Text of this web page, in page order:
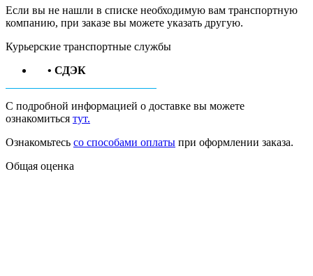
Если вы не нашли в списке необходимую вам транспортную
компанию, при заказе вы можете указать другую.
Курьерские транспортные службы
• СДЭК
С подробной информацией о доставке вы можете
ознакомиться тут.
Ознакомьтесь со способами оплаты при оформлении заказа.
Общая оценка